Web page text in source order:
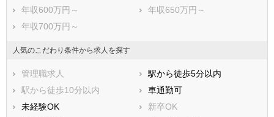
年収600万円～
年収650万円～
年収700万円～
人気のこだわり条件から求人を探す
管理職求人
駅から徒歩5分以内
駅から徒歩10分以内
車通勤可
未経験OK
新卒OK